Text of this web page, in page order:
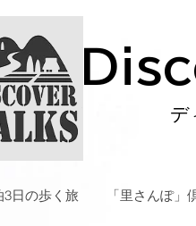
デ
3日の歩く旅 「里さんぽ」